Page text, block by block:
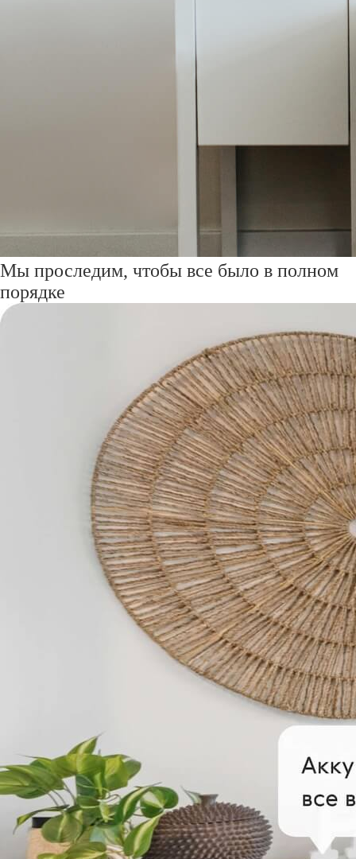
Мы проследим, чтобы все было в полном
порядке